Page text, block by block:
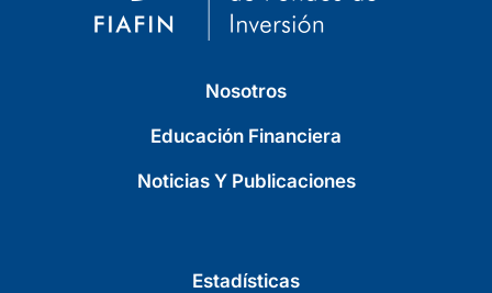
Nosotros
Educación Financiera
Noticias Y Publicaciones
Estadísticas